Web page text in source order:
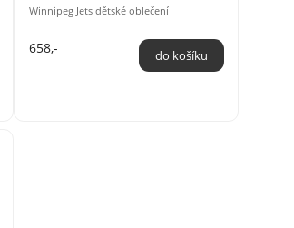
Winnipeg Jets dětské oblečení
658,-